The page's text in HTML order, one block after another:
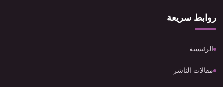
روابط سريعة
الرئيسية
مقالات الناشر